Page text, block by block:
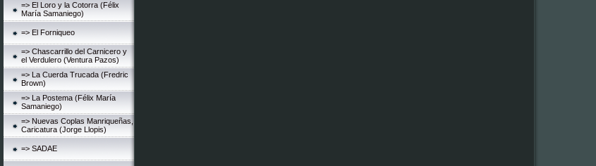
=> El Loro y la Cotorra (Félix
María Samaniego)
=> El Forniqueo
=> Chascarrillo del Carnicero y
el Verdulero (Ventura Pazos)
=> La Cuerda Trucada (Fredric
Brown)
=> La Postema (Félix María
Samaniego)
=> Nuevas Coplas Manriqueñas,
Caricatura (Jorge Llopis)
=> SADAE